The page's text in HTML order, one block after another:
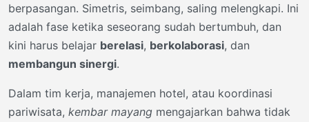
berpasangan. Simetris, seimbang, saling melengkapi. Ini
adalah fase ketika seseorang sudah bertumbuh, dan
kini harus belajar berelasi, berkolaborasi, dan
membangun sinergi.
Dalam tim kerja, manajemen hotel, atau koordinasi
pariwisata, kembar mayang mengajarkan bahwa tidak